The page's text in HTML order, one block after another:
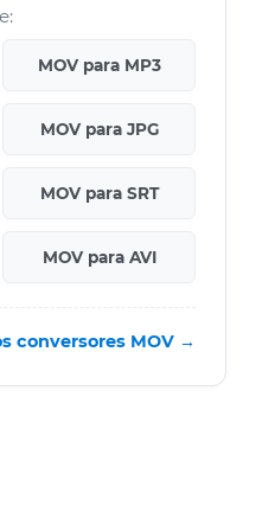
MOV para MP3
MOV para JPG
MOV para SRT
MOV para AVI
conversores MOV →